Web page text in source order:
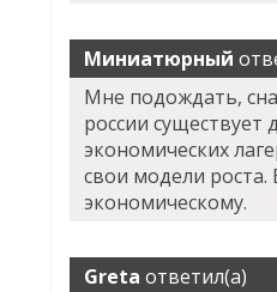
Миниатюрный
Мне подождать,
россии существует
экономических
свои модели
экономическому.
Greta ответил(а)